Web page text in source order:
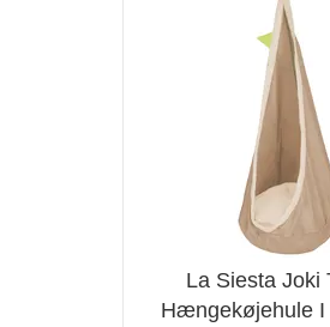
La Siesta Joki
Hængekøjehule I